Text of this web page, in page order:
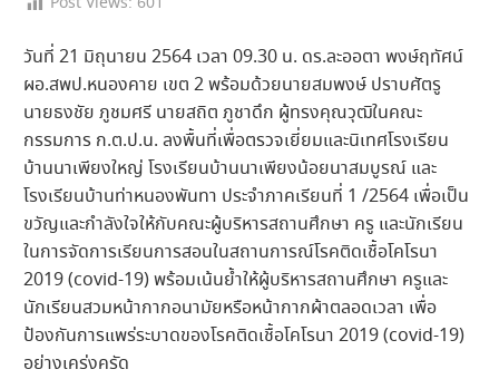
วันที่ 21 มิถุนายน 2564 เวลา 09.30 น. ดร.ละออตา พงษ์ฤทัศน์
ผอ.สพป.หนองคาย เขต 2 พร้อมด้วยนายสมพงษ์ ปราบศัตรู
นายธงชัย ภูชมศรี นายสถิต ภูชาดึก ผู้ทรงคุณวุฒิในคณะ
กรรมการ ก.ต.ป.น. ลงพื้นที่เพื่อตรวจเยี่ยมและนิเทศโรงเรียน
บ้านนาเพียงใหญ่ โรงเรียนบ้านนาเพียงน้อยนาสมบูรณ์ และ
โรงเรียนบ้านท่าหนองพันทา ประจำภาคเรียนที่ 1 /2564 เพื่อเป็น
ขวัญและกำลังใจให้กับคณะผู้บริหารสถานศึกษา ครู และนักเรียน
ในการจัดการเรียนการสอนในสถานการณ์โรคติดเชื้อโคโรนา
2019​ (covid-19) พร้อมเน้นย้ำให้ผู้บริหารสถานศึกษา ครูและ
นักเรียนสวมหน้ากากอนามัยหรือหน้ากากผ้าตลอดเวลา เพื่อ
ป้องกันการแพร่ระบาดของโรคติดเชื้อโคโรนา 2019​ (covid-19)
อย่างเคร่งครัด